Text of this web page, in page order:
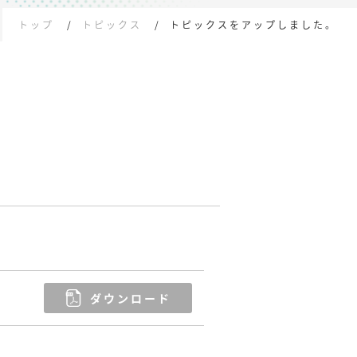
トップ トピックス トピックスをアップしました。
ダウンロード